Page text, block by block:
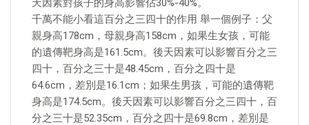
天因素對孩子的身高影響佔30%-40%。
千萬不能小看這百分之三四十的作用 舉一個例子：父
親身高178cm，母親身高158cm，如果生女孩，可能
的遺傳靶身高是161.5cm。後天因素可以影響百分之三
四十，百分之三十是48.45cm，百分之四十是
64.6cm，差別是16.1cm；如果生男孩，可能的遺傳靶
身高是174.5cm。後天因素可以影響百分之三四十，百
分之三十是52.35cm，百分之四十是69.8cm，差別是